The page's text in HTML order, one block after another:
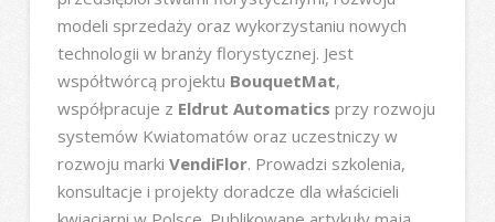
modeli sprzedaży oraz wykorzystaniu nowych
technologii w branży florystycznej. Jest
współtwórcą projektu BouquetMat,
współpracuje z Eldrut Automatics przy rozwoju
systemów Kwiatomatów oraz uczestniczy w
rozwoju marki VendiFlor. Prowadzi szkolenia,
konsultacje i projekty doradcze dla właścicieli